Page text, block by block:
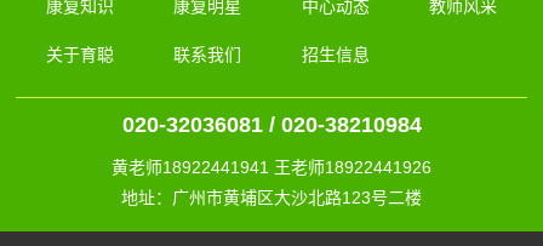
康复知识 康复明星 中心动态 教师风采
关于育聪 联系我们 招生信息
020-32036081 / 020-38210984
黄老师18922441941 王老师18922441926
地址：广州市黄埔区大沙北路123号二楼